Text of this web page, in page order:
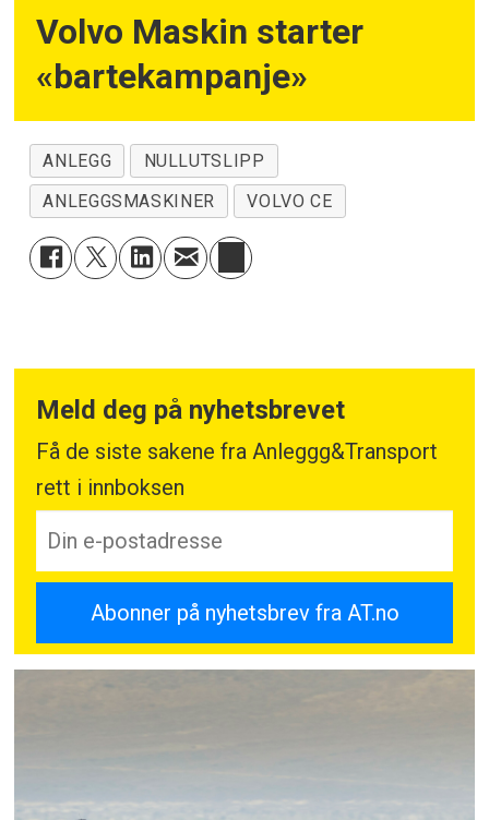
Volvo Maskin starter
«bartekampanje»
ANLEGG
NULLUTSLIPP
ANLEGGSMASKINER
VOLVO CE
Meld deg på nyhetsbrevet
Få de siste sakene fra Anleggg&Transport
rett i innboksen